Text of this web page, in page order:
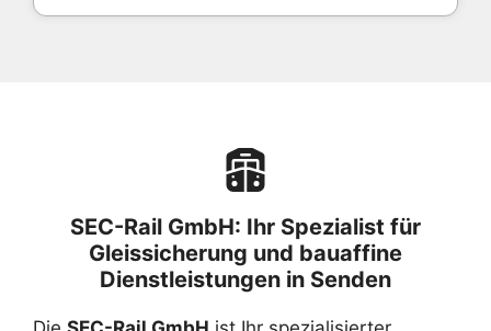
SEC-Rail GmbH: Ihr Spezialist für
Gleissicherung und bauaffine
Dienstleistungen in Senden